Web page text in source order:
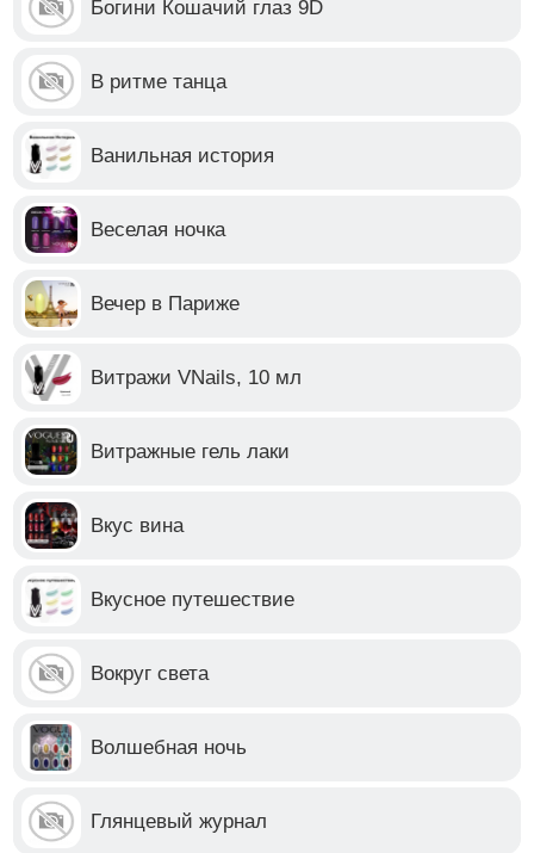
Богини Кошачий глаз 9D
В ритме танца
Ванильная история
Веселая ночка
Вечер в Париже
Витражи VNails, 10 мл
Витражные гель лаки
Вкус вина
Вкусное путешествие
Вокруг света
Волшебная ночь
Глянцевый журнал